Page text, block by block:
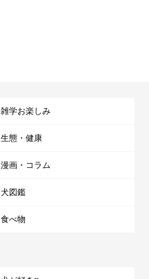
雑学お楽しみ
生態・健康
漫画・コラム
犬図鑑
食べ物